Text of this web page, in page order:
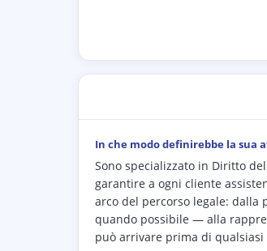
In che modo definirebbe la sua
Sono specializzato in Diritto
garantire a ogni cliente
arco del percorso legale:
quando possibile — alla
può arrivare prima di qualsiasi